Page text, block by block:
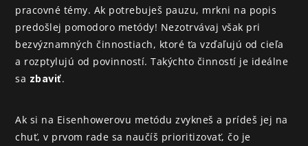
pracovné témy. Ak potrebuješ pauzu, mrkni na popis
predošlej pomodoro metódy! Nezotrvávaj však pri
bezvýznamných činnostiach, ktoré ťa vzďaľujú od cieľa
a rozptylujú od povinností. Takýchto činností je ideálne
sa zbaviť.
Ak si na Eisenhowerovu metódu zvykneš a prídeš jej na
chuť, v prvom rade sa naučíš prioritizovať, čo je